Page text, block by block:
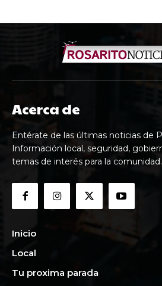
Acerca de
Entérate de las últimas noticias de
Información local, seguridad,
temas de interés para la comunidad.
Inicio
Local
Tu proxima parada